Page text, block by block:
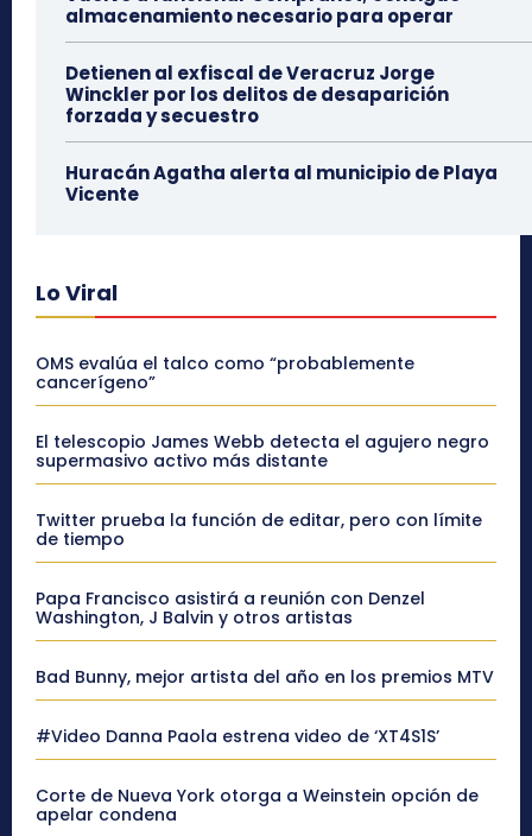
almacenamiento necesario para operar
Detienen al exfiscal de Veracruz Jorge
Winckler por los delitos de desaparición
forzada y secuestro
Huracán Agatha alerta al municipio de Playa
Vicente
Lo Viral
OMS evalúa el talco como “probablemente
cancerígeno”
El telescopio James Webb detecta el agujero negro
supermasivo activo más distante
Twitter prueba la función de editar, pero con límite
de tiempo
Papa Francisco asistirá a reunión con Denzel
Washington, J Balvin y otros artistas
Bad Bunny, mejor artista del año en los premios MTV
#Video Danna Paola estrena video de ‘XT4S1S’
Corte de Nueva York otorga a Weinstein opción de
apelar condena